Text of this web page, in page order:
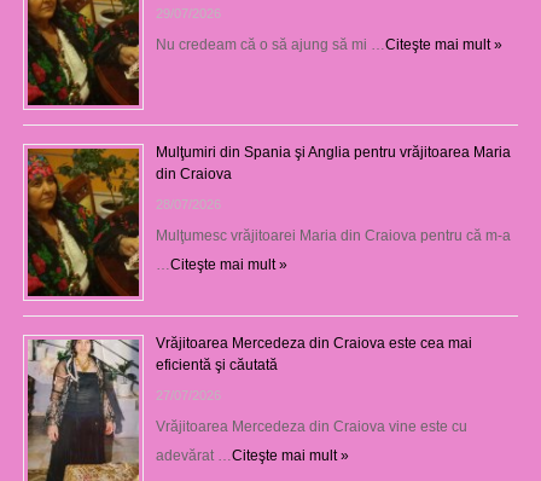
29/07/2026
Nu credeam că o să ajung să mi … Citeşte mai mult »
Mulţumiri din Spania şi Anglia pentru vrăjitoarea Maria
din Craiova
28/07/2026
Mulţumesc vrăjitoarei Maria din Craiova pentru că m-a
Citeşte mai mult »
Vrăjitoarea Mercedeza din Craiova este cea mai
eficientă şi căutată
27/07/2026
Vrăjitoarea Mercedeza din Craiova vine este cu
adevărat … Citeşte mai mult »